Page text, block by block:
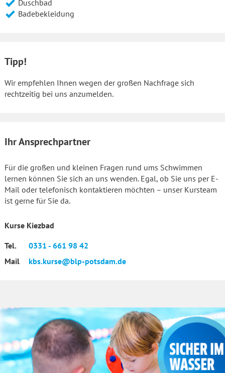
Duschbad
Badebekleidung
Tipp!
Wir empfehlen Ihnen wegen der großen Nachfrage sich
rechtzeitig bei uns anzumelden.
Ihr Ansprechpartner
Für die großen und kleinen Fragen rund ums Schwimmen
lernen können Sie sich an uns wenden. Egal, ob Sie uns per E-
Mail oder telefonisch kontaktieren möchten – unser Kursteam
ist gerne für Sie da.
Kurse Kiezbad
Tel.
0331 - 661 98 42
Mail
kbs.kurse@blp-potsdam.de